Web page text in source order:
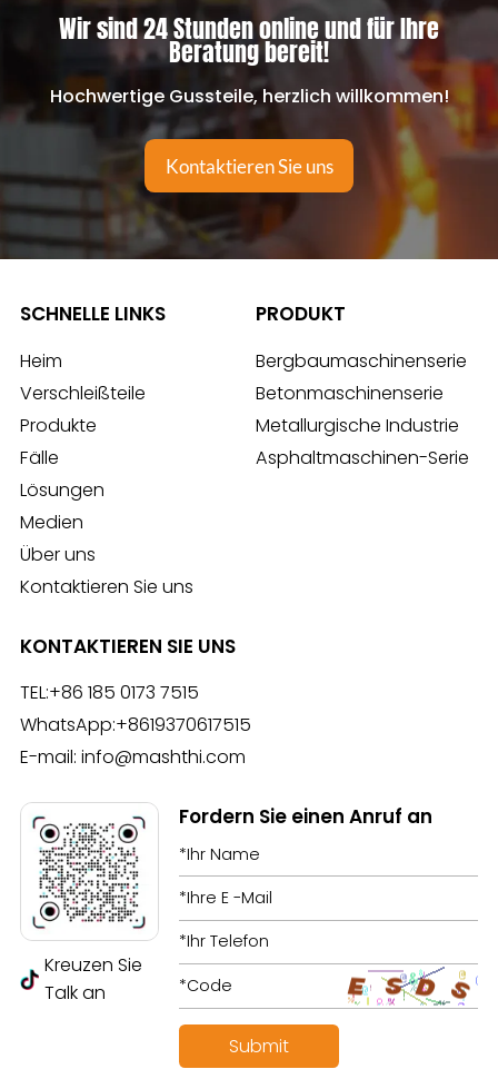
Wir sind 24 Stunden online und für Ihre
Beratung bereit!
Hochwertige Gussteile, herzlich willkommen!
Kontaktieren Sie uns
SCHNELLE LINKS
Heim
Verschleißteile
Produkte
Fälle
Lösungen
Medien
Über uns
Kontaktieren Sie uns
PRODUKT
Bergbaumaschinenserie
Betonmaschinenserie
Metallurgische Industrie
Asphaltmaschinen-Serie
KONTAKTIEREN SIE UNS
TEL:+86 185 0173 7515
WhatsApp:+8619370617515
E-mail: info@mashthi.com
Kreuzen Sie
Talk an
Fordern Sie einen Anruf an